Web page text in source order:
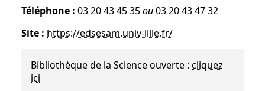
Téléphone : 03 20 43 45 35ou03 20 43 47 32
Site : https://edsesam.univ-lille.fr/
Bibliothèque de la Science ouverte : cliquez
ici